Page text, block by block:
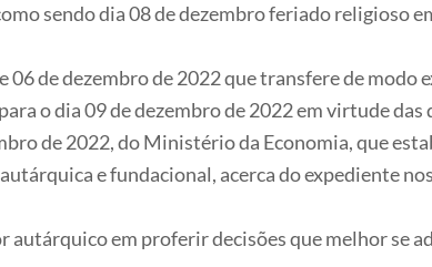
sendo dia 08 de dezembro feriado religioso
de dezembro de 2022 que transfere de modo
o dia 09 de dezembro de 2022 em virtude
de 2022, do Ministério da Economia, que
e fundacional, acerca do expediente
em proferir decisões que melhor se